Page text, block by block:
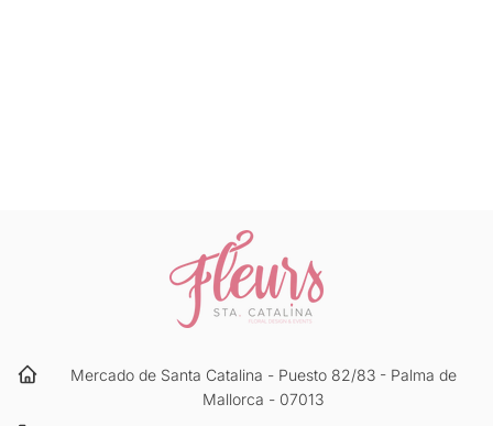
Mercado de Santa Catalina - Puesto 82/83 - Palma de
Mallorca - 07013